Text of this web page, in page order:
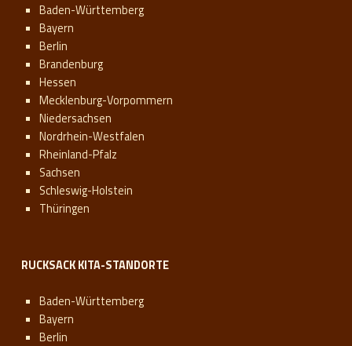
Baden-Württemberg
Bayern
Berlin
Brandenburg
Hessen
Mecklenburg-Vorpommern
Niedersachsen
Nordrhein-Westfalen
Rheinland-Pfalz
Sachsen
Schleswig-Holstein
Thüringen
RUCKSACK KITA-STANDORTE
Baden-Württemberg
Bayern
Berlin